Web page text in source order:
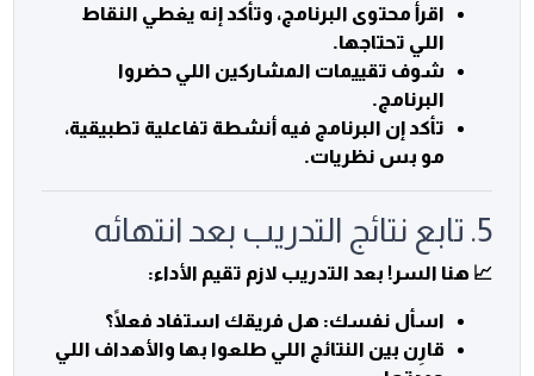
اقرأ محتوى البرنامج، وتأكد إنه يغطي النقاط
اللي تحتاجها.
شوف تقييمات المشاركين اللي حضروا
البرنامج.
تأكد إن البرنامج فيه أنشطة تفاعلية تطبيقية،
مو بس نظريات.
5. تابع نتائج التدريب بعد انتهائه
📈 هنا السر! بعد التدريب لازم تقيم الأداء:
اسأل نفسك: هل فريقك استفاد فعلًا؟
قارِن بين النتائج اللي طلعوا بها والأهداف اللي